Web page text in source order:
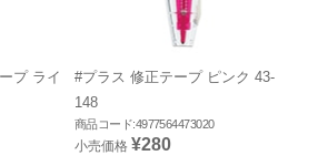
プ ライ
#プラス 修正テープ ピンク 43-
148
商品コード:4977564473020
小売価格 ¥280